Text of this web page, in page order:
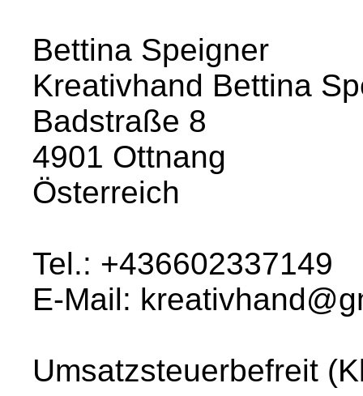
Bettina Speigner
Kreativhand Bettina
Badstraße 8
4901 Ottnang
Österreich
Tel.: +436602337149
E-Mail:
Umsatzsteuerbefreit